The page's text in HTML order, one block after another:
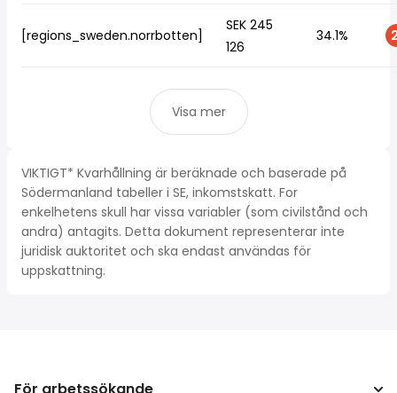
[regions_sweden.norrbotten]
SEK 245
126
34.1%
Visa mer
VIKTIGT* Kvarhållning är beräknade och baserade på
Södermanland tabeller i SE, inkomstskatt. For
enkelhetens skull har vissa variabler (som civilstånd och
andra) antagits. Detta dokument representerar inte
juridisk auktoritet och ska endast användas för
uppskattning.